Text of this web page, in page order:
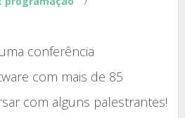
conferência
com mais de 85
com alguns palestrantes!